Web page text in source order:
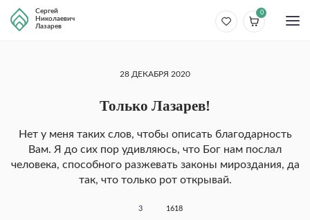
Сергей
Николаевич
Лазарев
0
28 ДЕКАБРЯ 2020
Только Лазарев!
Нет у меня таких слов, чтобы описать благодарность
Вам. Я до сих пор удивляюсь, что Бог нам послал
человека, способного разжевать законы мироздания, да
так, что только рот открывай.
3 1618